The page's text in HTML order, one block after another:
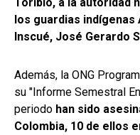
los guardias indígenas
Inscué, José Gerardo
Además, la ONG
su "Informe Semestral
periodo han sido
Colombia, 10 de ellos